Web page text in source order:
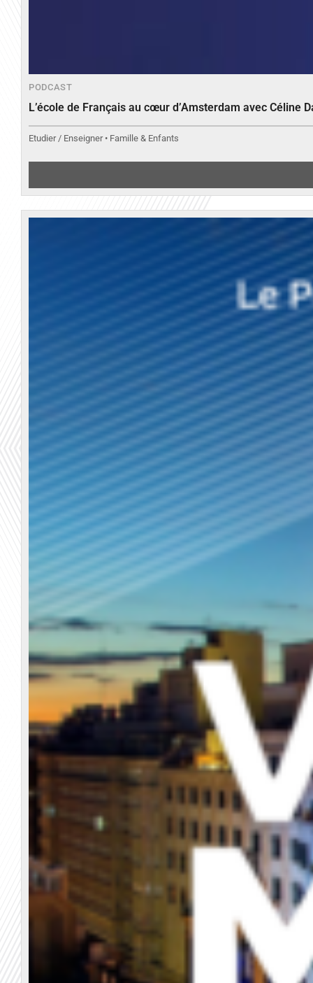
PODCAST
L’école de Français au cœur d’Amsterdam avec Céline
Etudier / Enseigner • Famille & Enfants